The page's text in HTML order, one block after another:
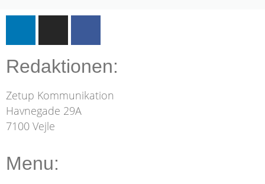
Menu:
Redaktionen:
Zetup Kommunikation
Havnegade 29A
7100 Vejle